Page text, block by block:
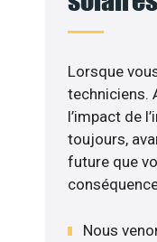
Lorsque
techniciens.
l’impact de
toujours,
future que
Nous